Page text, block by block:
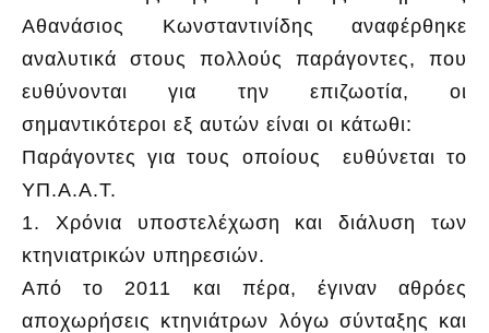
Αθανάσιος Κωνσταντινίδης αναφέρθηκε
αναλυτικά στους πολλούς παράγοντες, που
ευθύνονται για την επιζωοτία, οι
σημαντικότεροι εξ αυτών είναι οι κάτωθι:
Παράγοντες για τους οποίους ευθύνεται το
ΥΠ.Α.Α.Τ.
1. Χρόνια υποστελέχωση και διάλυση των
κτηνιατρικών υπηρεσιών.
Από το 2011 και πέρα, έγιναν αθρόες
αποχωρήσεις κτηνιάτρων λόγω σύνταξης και